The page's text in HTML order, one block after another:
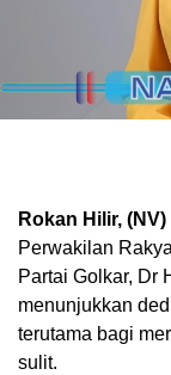
Rokan Hilir,
Perwakilan
Partai Golkar, Dr
menunjukkan
terutama bagi
sulit.